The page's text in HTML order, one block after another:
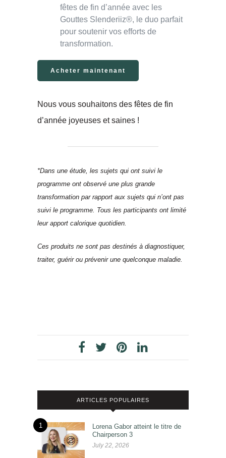
fêtes de fin d’année avec les
Gouttes Slenderiiz®, le duo parfait
pour soutenir vos efforts de
transformation.
Acheter maintenant
Nous vous souhaitons des fêtes de fin
d’année joyeuses et saines !
*Dans une étude, les sujets qui ont suivi le
programme ont observé une plus grande
transformation par rapport aux sujets qui n’ont pas
suivi le programme. Tous les participants ont limité
leur apport calorique quotidien.
Ces produits ne sont pas destinés à diagnostiquer,
traiter, guérir ou prévenir une quelconque maladie.
ARTICLES POPULAIRES
1
Lorena Gabor atteint le titre de
Chairperson 3
July 22, 2026